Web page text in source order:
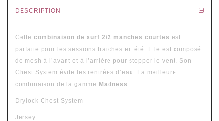
DESCRIPTION
Cette combinaison de surf 2/2 manches courtes est
parfaite pour les sessions fraiches en été. Elle est composé
de mesh à l’avant et à l’arrière pour stopper le vent. Son
Chest System évite les rentrées d’eau. La meilleure
combinaison de la gamme Madness
Drylock Chest System
Jersey